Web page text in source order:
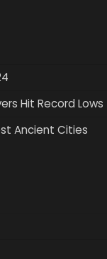
Hit Record Lows
Ancient Cities